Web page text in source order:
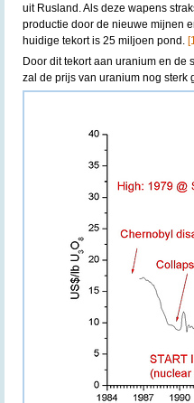
uit Rusland. Als deze wapens
productie door de nieuwe mijnen
huidige tekort is 25 miljoen pond.
Door dit tekort aan uranium en
zal de prijs van uranium nog sterk